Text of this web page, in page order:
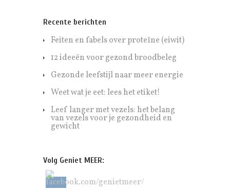
Recente berichten
Feiten en fabels over proteïne (eiwit)
12 ideeën voor gezond broodbeleg
Gezonde leefstijl naar meer energie
Weet wat je eet: lees het etiket!
Leef langer met vezels: het belang
van vezels voor je gezondheid en
gewicht
Volg Geniet MEER: